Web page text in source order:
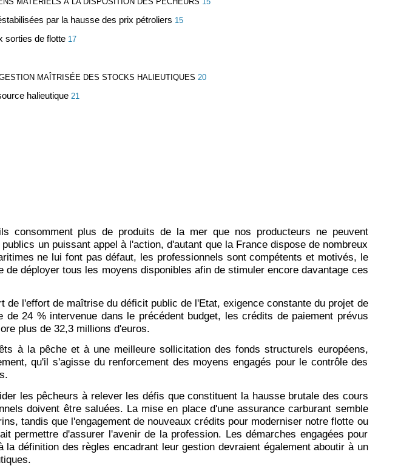
par la hausse des prix pétroliers 15
sorties de flotte 17
MAÎTRISÉE DES STOCKS HALIEUTIQUES 20
halieutique 21
consomment plus de produits de la mer que nos producteurs ne peuvent
un puissant appel à l'action, d'autant que la France dispose de nombreux
ne lui font pas défaut, les professionnels sont compétents et motivés, le
déployer tous les moyens disponibles afin de stimuler encore davantage ces
l'effort de maîtrise du déficit public de l'Etat, exigence constante du projet de
24 % intervenue dans le précédent budget, les crédits de paiement prévus
plus de 32,3 millions d'euros.
à la pêche et à une meilleure sollicitation des fonds structurels européens,
qu'il s'agisse du renforcement des moyens engagés pour le contrôle des
les pêcheurs à relever les défis que constituent la hausse brutale des cours
doivent être saluées. La mise en place d'une assurance carburant semble
tandis que l'engagement de nouveaux crédits pour moderniser notre flotte ou
permettre d'assurer l'avenir de la profession. Les démarches engagées pour
définition des règles encadrant leur gestion devraient également aboutir à un